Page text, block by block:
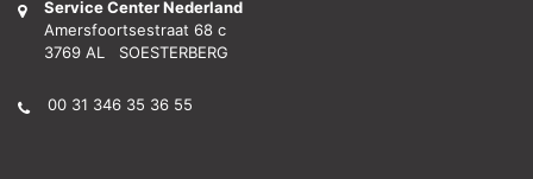
Service Center Nederland
Amersfoortsestraat 68 c
3769 AL SOESTERBERG
00 31 346 35 36 55